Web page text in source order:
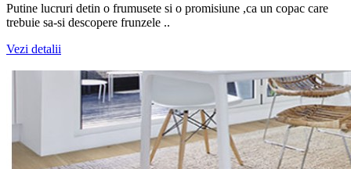
Putine lucruri detin o frumusete si o promisiune ,ca un copac care
trebuie sa-si descopere frunzele ..
Vezi detalii